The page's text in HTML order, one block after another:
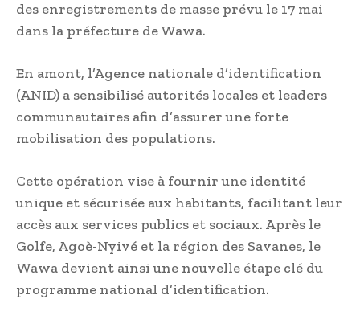
des enregistrements de masse prévu le 17 mai
dans la préfecture de Wawa.
En amont, l’Agence nationale d’identification
(ANID) a sensibilisé autorités locales et leaders
communautaires afin d’assurer une forte
mobilisation des populations.
Cette opération vise à fournir une identité
unique et sécurisée aux habitants, facilitant leur
accès aux services publics et sociaux. Après le
Golfe, Agoè-Nyivé et la région des Savanes, le
Wawa devient ainsi une nouvelle étape clé du
programme national d’identification.